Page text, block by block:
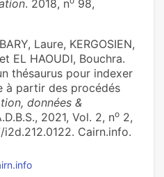
. 2018, n
98,
Laure, KERGOSIEN,
EL HAOUDI, Bouchra.
thésaurus pour indexer
à partir des procédés
données &
2021, Vol. 2, no 2,
i2d.212.0122. Cairn.info.